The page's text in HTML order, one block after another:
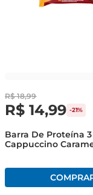
R$ 18,99
R$ 14,99 -21%
Barra De Proteína 3
Cappuccino